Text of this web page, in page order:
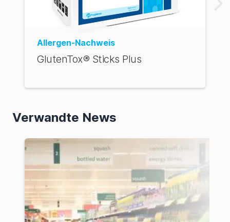
Allergen-Nachweis
GlutenTox® Sticks Plus
Verwandte News